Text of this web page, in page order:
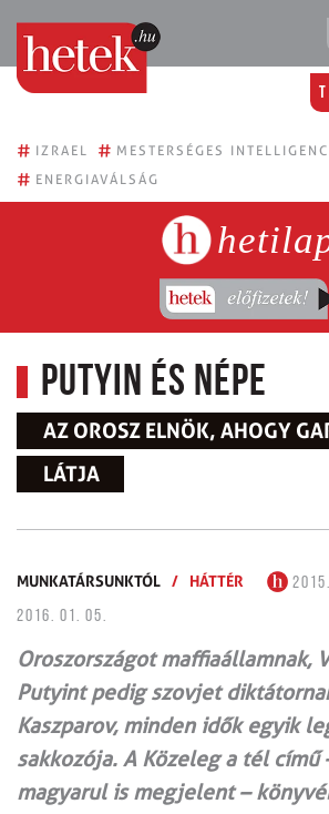
# IZRAEL # MESTERSÉGES
# ENERGIAVÁLSÁG
Putyin és népe
AZ OROSZ ELNÖK, AHOGY
LÁTJA
MUNKATÁRSUNKTÓL / HÁTTÉR
2016. 01. 05.
Oroszországot maffiaállamnak,
Putyint pedig szovjet
Kaszparov, minden idők egyik
sakkozója. A Közeleg a tél című
magyarul is megjelent –